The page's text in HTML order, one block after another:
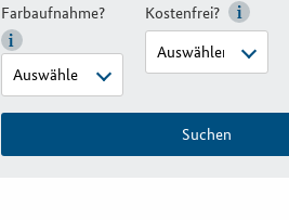
Farbaufnahme? Kostenfrei?
Suchen